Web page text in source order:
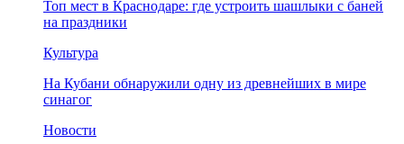
Топ мест в Краснодаре: где устроить шашлыки с баней
на праздники
Культура
На Кубани обнаружили одну из древнейших в мире
синагог
Новости